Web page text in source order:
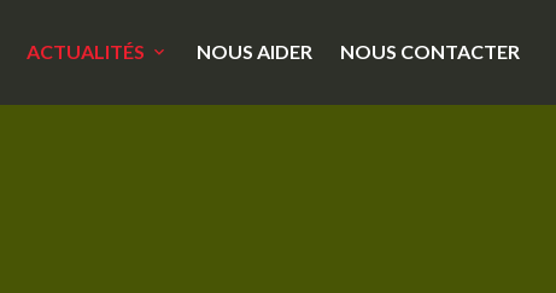
ACTUALITÉS NOUS AIDER NOUS CONTACTER